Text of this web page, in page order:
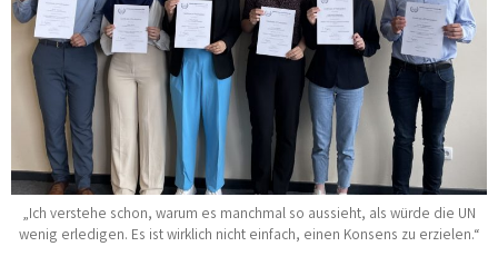
„Ich verstehe schon, warum es manchmal so aussieht, als würde die UN
wenig erledigen. Es ist wirklich nicht einfach, einen Konsens zu erzielen.“